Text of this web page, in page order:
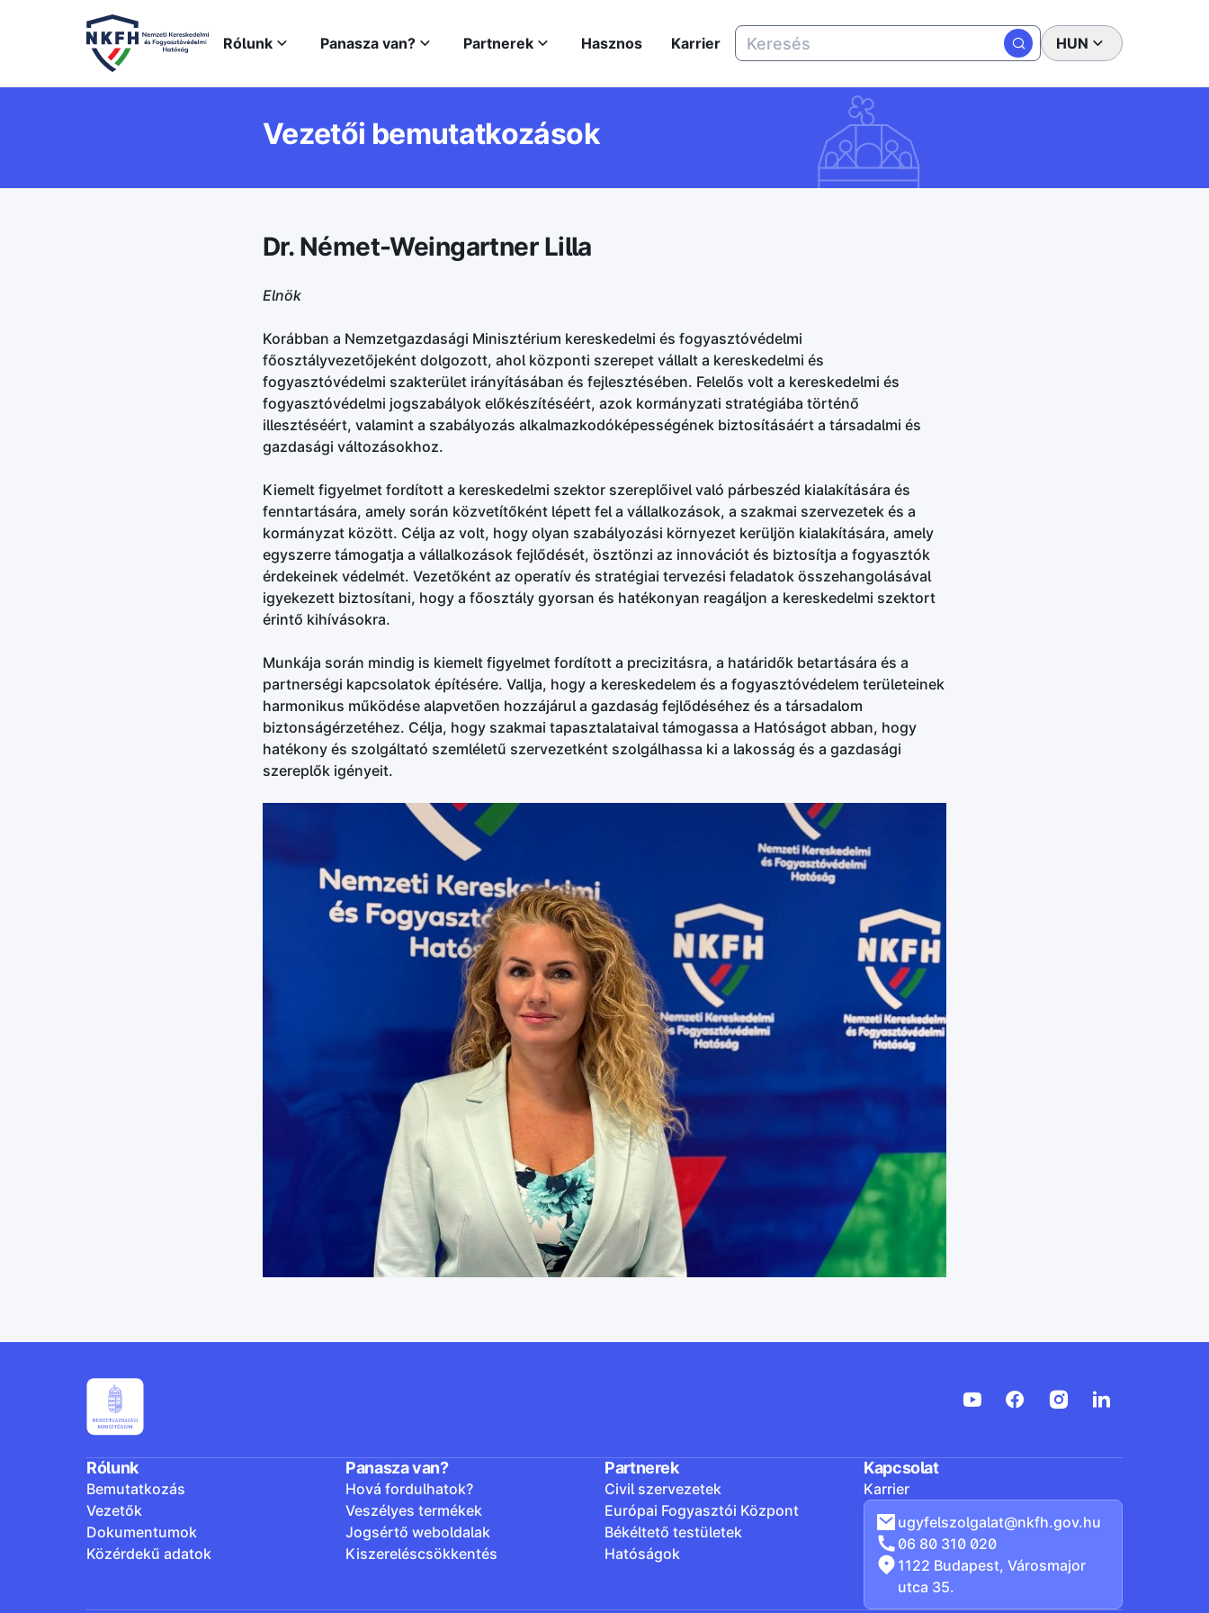
Rólunk Panasza van? Partnerek Hasznos Karrier HUN
Vezetői bemutatkozások
Dr. Német-Weingartner Lilla
Elnök
Korábban a Nemzetgazdasági Minisztérium kereskedelmi és fogyasztóvédelmi
főosztályvezetőjeként dolgozott, ahol központi szerepet vállalt a kereskedelmi és
fogyasztóvédelmi szakterület irányításában és fejlesztésében. Felelős volt a kereskedelmi és
fogyasztóvédelmi jogszabályok előkészítéséért, azok kormányzati stratégiába történő
illesztéséért, valamint a szabályozás alkalmazkodóképességének biztosításáért a társadalmi és
gazdasági változásokhoz.
Kiemelt figyelmet fordított a kereskedelmi szektor szereplőivel való párbeszéd kialakítására és
fenntartására, amely során közvetítőként lépett fel a vállalkozások, a szakmai szervezetek és a
kormányzat között. Célja az volt, hogy olyan szabályozási környezet kerüljön kialakítására, amely
egyszerre támogatja a vállalkozások fejlődését, ösztönzi az innovációt és biztosítja a fogyasztók
érdekeinek védelmét. Vezetőként az operatív és stratégiai tervezési feladatok összehangolásával
igyekezett biztosítani, hogy a főosztály gyorsan és hatékonyan reagáljon a kereskedelmi szektort
érintő kihívásokra.
Munkája során mindig is kiemelt figyelmet fordított a precizitásra, a határidők betartására és a
partnerségi kapcsolatok építésére. Vallja, hogy a kereskedelem és a fogyasztóvédelem területeinek
harmonikus működése alapvetően hozzájárul a gazdaság fejlődéséhez és a társadalom
biztonságérzetéhez. Célja, hogy szakmai tapasztalataival támogassa a Hatóságot abban, hogy
hatékony és szolgáltató szemléletű szervezetként szolgálhassa ki a lakosság és a gazdasági
szereplők igényeit.
Rólunk
Bemutatkozás
Vezetők
Dokumentumok
Közérdekű adatok
Panasza van?
Hová fordulhatok?
Veszélyes termékek
Jogsértő weboldalak
Kiszereléscsökkentés
Partnerek
Civil szervezetek
Európai Fogyasztói Központ
Békéltető testületek
Hatóságok
Kapcsolat
Karrier
ugyfelszolgalat@nkfh.gov.hu
06 80 310 020
1122 Budapest, Városmajor
utca 35.